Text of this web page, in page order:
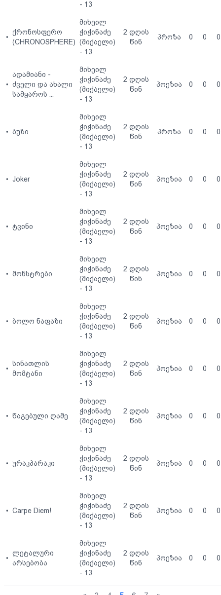
- 13
•
ქრონოსფერო
(CHRONOSPHERE)
მიხეილ
ჭიჭინაძე
(მიქაელი)
- 13
2 დღის
წინ
პროზა 0 0 0
•
ადამიანი -
ძველი და ახალი
სამყაროს ...
მიხეილ
ჭიჭინაძე
(მიქაელი)
- 13
2 დღის
წინ
პოეზია 0 0 0
• ბუზი
მიხეილ
ჭიჭინაძე
(მიქაელი)
- 13
2 დღის
წინ
პროზა 0 0 0
• Joker
მიხეილ
ჭიჭინაძე
(მიქაელი)
- 13
2 დღის
წინ
პოეზია 0 0 0
• ტვინი
მიხეილ
ჭიჭინაძე
(მიქაელი)
- 13
2 დღის
წინ
პოეზია 0 0 0
• მონსტრები
მიხეილ
ჭიჭინაძე
(მიქაელი)
- 13
2 დღის
წინ
პოეზია 0 0 0
• ბოლო ნაფაზი
მიხეილ
ჭიჭინაძე
(მიქაელი)
- 13
2 დღის
წინ
პოეზია 0 0 0
•
სინათლის
მომტანი
მიხეილ
ჭიჭინაძე
(მიქაელი)
- 13
2 დღის
წინ
პოეზია 0 0 0
• წაგებული ღამე
მიხეილ
ჭიჭინაძე
(მიქაელი)
- 13
2 დღის
წინ
პოეზია 0 0 0
• ურაკპარაკი
მიხეილ
ჭიჭინაძე
(მიქაელი)
- 13
2 დღის
წინ
პოეზია 0 0 0
• Carpe Diem!
მიხეილ
ჭიჭინაძე
(მიქაელი)
- 13
2 დღის
წინ
პოეზია 0 0 0
•
ლეტალური
არსებობა
მიხეილ
ჭიჭინაძე
(მიქაელი)
- 13
2 დღის
წინ
პოეზია 0 0 0